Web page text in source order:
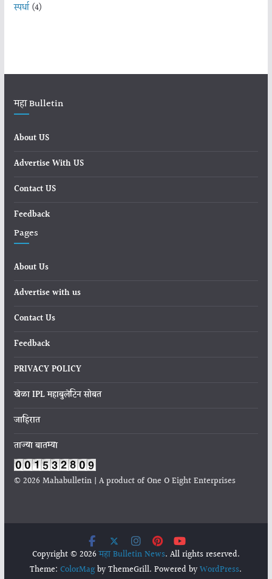
स्पर्धा(4)
महा Bulletin
About US
Advertise With US
Contact US
Feedback
Pages
About Us
Advertise with us
Contact Us
Feedback
PRIVACY POLICY
खेळा IPL महाबुलेटिन सोबत
जाहिरात
ताज्या बातम्या
© 2026 Mahabulletin | A product of One O Eight Enterprises
Copyright © 2026महा Bulletin News. All rights reserved.
Theme:ColorMagby ThemeGrill. Powered byWordPress.